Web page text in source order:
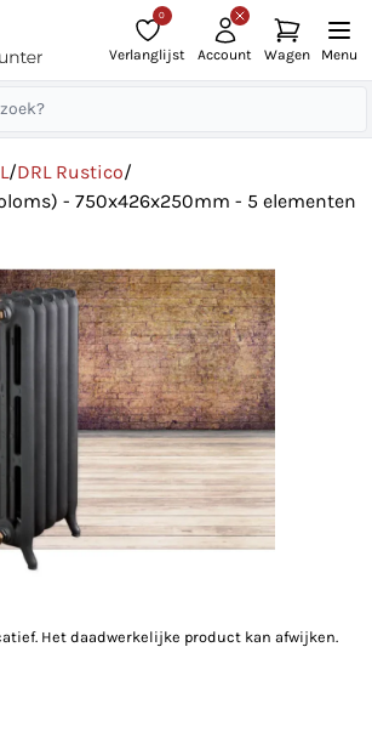
0
Verlanglijst Account Wagen Menu
/DRL Rustico/
- 750x426x250mm - 5 elementen
Het daadwerkelijke product kan afwijken.